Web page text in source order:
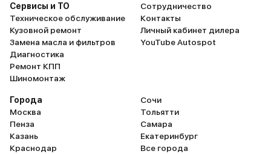
Сервисы и ТО
Техническое обслуживание
Кузовной ремонт
Замена масла и фильтров
Диагностика
Ремонт КПП
Шиномонтаж
Сотрудничество
Контакты
Личный кабинет дилера
YouTube Autospot
Города
Москва
Пенза
Казань
Краснодар
Сочи
Тольятти
Самара
Екатеринбург
Все города